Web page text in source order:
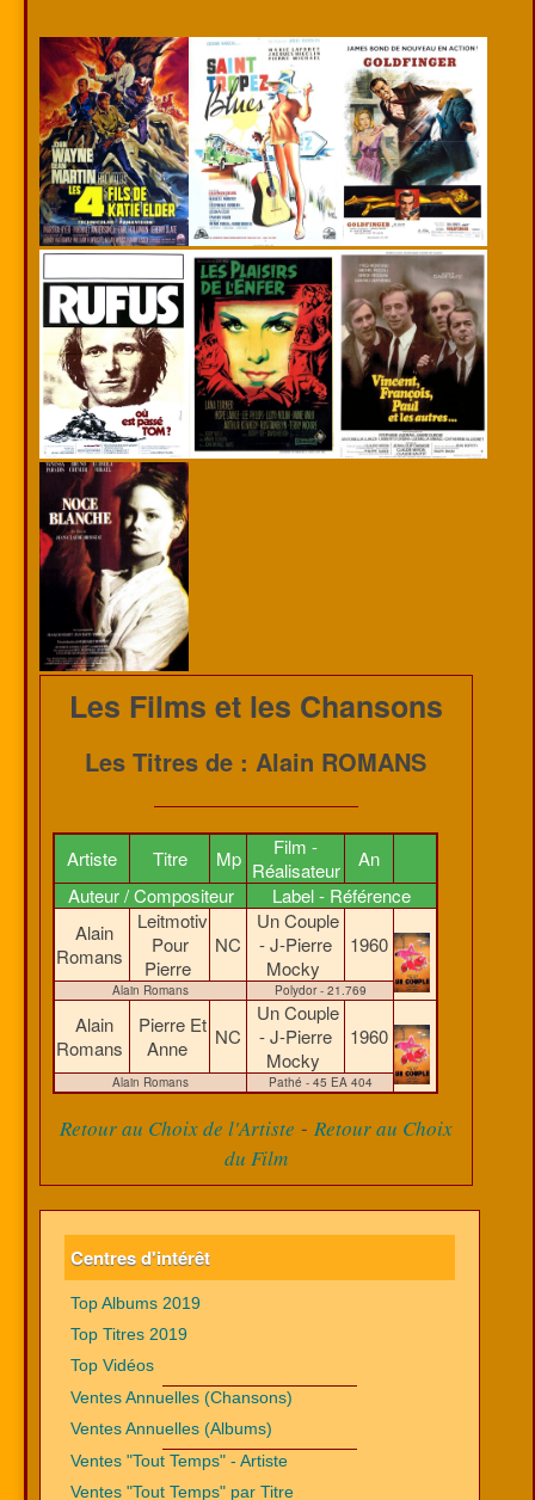
Les Films et les Chansons
Les Titres de : Alain ROMANS
Artiste Titre Mp
Film -
Réalisateur
An
Auteur / Compositeur
Label - Référence
Alain
Romans
Leitmotiv
Pour
Pierre
NC
Un Couple
- J-Pierre
Mocky
1960
Alain Romans Polydor - 21.769
Alain
Romans
Pierre Et
Anne
NC
Un Couple
- J-Pierre
Mocky
1960
Alain Romans Pathé - 45 EA 404
Retour au Choix de l'Artiste - Retour au Choix
du Film
Centres d'intérêt
Top Albums 2019
Top Titres 2019
Top Vidéos
Ventes Annuelles (Chansons)
Ventes Annuelles (Albums)
Ventes "Tout Temps" - Artiste
Ventes "Tout Temps" par Titre